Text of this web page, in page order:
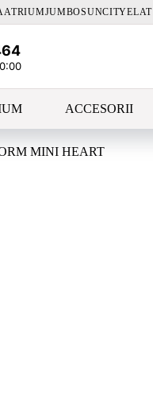
ATRIUMJUMBOSUNCITYELAT
ACCESORII
MINI HEART